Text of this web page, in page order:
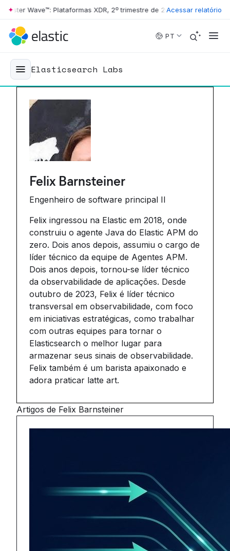
Skip to main content
Wave™: Plataformas XDR, 2º trimestre de 2026 • The Forrester
Acessar relatório
PT
Elasticsearch Labs
Felix Barnsteiner
Engenheiro de software principal II
Felix ingressou na Elastic em 2018, onde
construiu o agente Java do Elastic APM do
zero. Dois anos depois, assumiu o cargo de
líder técnico da equipe de Agentes APM.
Dois anos depois, tornou-se líder técnico
da observabilidade de aplicações. Desde
outubro de 2023, Felix é líder técnico
transversal em observabilidade, com foco
em iniciativas estratégicas, como trabalhar
com outras equipes para tornar o
Elasticsearch o melhor lugar para
armazenar seus sinais de observabilidade.
Felix também é um barista apaixonado e
adora praticar latte art.
Artigos de Felix Barnsteiner